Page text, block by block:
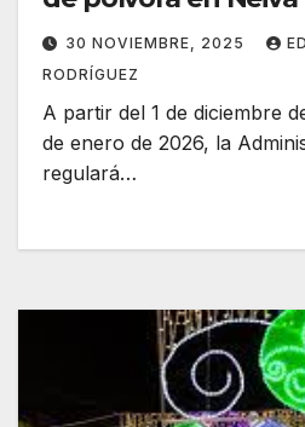
30 NOVIEMBRE, 2025
RODRÍGUEZ
A partir del 1 de diciembre
de enero de 2026, la
regulará…